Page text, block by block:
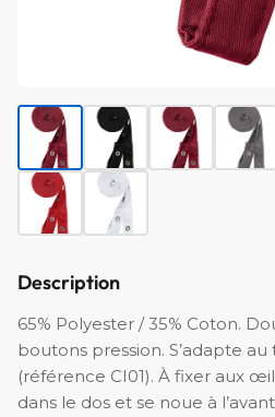
Description
65% Polyester / 35% Coton.
boutons pression. S’adapte
(référence CI01). À fixer aux
dans le dos et se noue à